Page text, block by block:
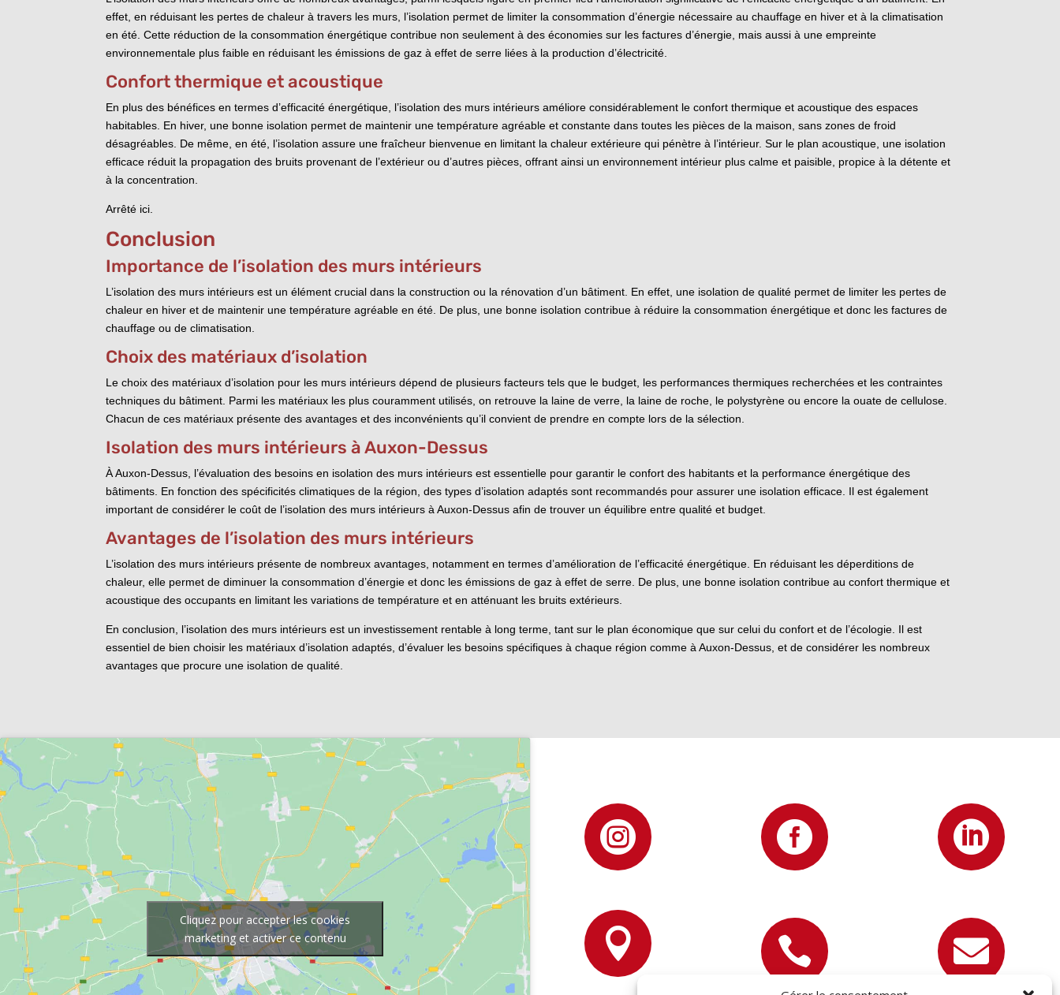
effet, en réduisant les pertes de chaleur à travers les murs, l’isolation permet de limiter la consommation d’énergie nécessaire au chauffage en hiver et à la climatisation
en été. Cette réduction de la consommation énergétique contribue non seulement à des économies sur les factures d’énergie, mais aussi à une empreinte
environnementale plus faible en réduisant les émissions de gaz à effet de serre liées à la production d’électricité.
Confort thermique et acoustique
En plus des bénéfices en termes d’efficacité énergétique, l’isolation des murs intérieurs améliore considérablement le confort thermique et acoustique des espaces
habitables. En hiver, une bonne isolation permet de maintenir une température agréable et constante dans toutes les pièces de la maison, sans zones de froid
désagréables. De même, en été, l’isolation assure une fraîcheur bienvenue en limitant la chaleur extérieure qui pénètre à l’intérieur. Sur le plan acoustique, une isolation
efficace réduit la propagation des bruits provenant de l’extérieur ou d’autres pièces, offrant ainsi un environnement intérieur plus calme et paisible, propice à la détente et
à la concentration.
Arrêté ici.
Conclusion
Importance de l’isolation des murs intérieurs
L’isolation des murs intérieurs est un élément crucial dans la construction ou la rénovation d’un bâtiment. En effet, une isolation de qualité permet de limiter les pertes de
chaleur en hiver et de maintenir une température agréable en été. De plus, une bonne isolation contribue à réduire la consommation énergétique et donc les factures de
chauffage ou de climatisation.
Choix des matériaux d’isolation
Le choix des matériaux d’isolation pour les murs intérieurs dépend de plusieurs facteurs tels que le budget, les performances thermiques recherchées et les contraintes
techniques du bâtiment. Parmi les matériaux les plus couramment utilisés, on retrouve la laine de verre, la laine de roche, le polystyrène ou encore la ouate de cellulose.
Chacun de ces matériaux présente des avantages et des inconvénients qu’il convient de prendre en compte lors de la sélection.
Isolation des murs intérieurs à Auxon-Dessus
À Auxon-Dessus, l’évaluation des besoins en isolation des murs intérieurs est essentielle pour garantir le confort des habitants et la performance énergétique des
bâtiments. En fonction des spécificités climatiques de la région, des types d’isolation adaptés sont recommandés pour assurer une isolation efficace. Il est également
important de considérer le coût de l’isolation des murs intérieurs à Auxon-Dessus afin de trouver un équilibre entre qualité et budget.
Avantages de l’isolation des murs intérieurs
L’isolation des murs intérieurs présente de nombreux avantages, notamment en termes d’amélioration de l’efficacité énergétique. En réduisant les déperditions de
chaleur, elle permet de diminuer la consommation d’énergie et donc les émissions de gaz à effet de serre. De plus, une bonne isolation contribue au confort thermique et
acoustique des occupants en limitant les variations de température et en atténuant les bruits extérieurs.
En conclusion, l’isolation des murs intérieurs est un investissement rentable à long terme, tant sur le plan économique que sur celui du confort et de l’écologie. Il est
essentiel de bien choisir les matériaux d’isolation adaptés, d’évaluer les besoins spécifiques à chaque région comme à Auxon-Dessus, et de considérer les nombreux
avantages que procure une isolation de qualité.
Cliquez pour accepter les cookies
marketing et activer ce contenu
  
  